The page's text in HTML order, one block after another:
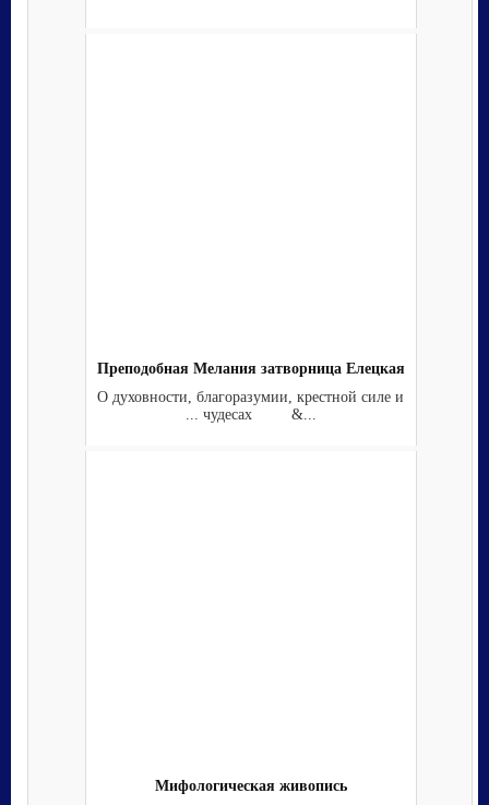
Преподобная Мелания затворница Елецкая
О духовности, благоразумии, крестной силе и
... чудесах &...
Мифологическая живопись